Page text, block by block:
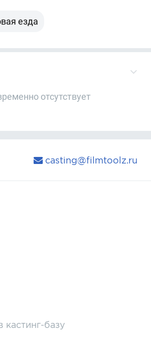
езда
отсутствует
casting@filmtoolz.ru
кастинг-базу